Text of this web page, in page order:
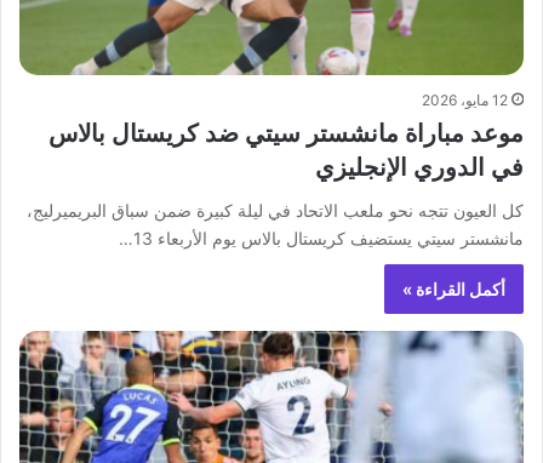
12 مايو، 2026
موعد مباراة مانشستر سيتي ضد كريستال بالاس
في الدوري الإنجليزي
كل العيون تتجه نحو ملعب الاتحاد في ليلة كبيرة ضمن سباق البريميرليج،
مانشستر سيتي يستضيف كريستال بالاس يوم الأربعاء 13…
أكمل القراءة »